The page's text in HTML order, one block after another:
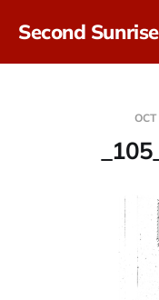
Second Sunrise